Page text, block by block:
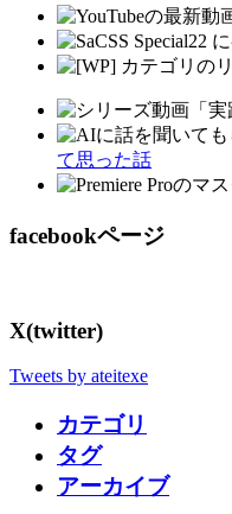
て思った話
facebookページ
X(twitter)
Tweets by ateitexe
カテゴリ
タグ
アーカイブ